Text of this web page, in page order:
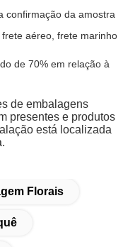
confirmação da amostra
aéreo, frete marinho
de 70% em relação à
de embalagens
presentes e produtos
está localizada
Florais